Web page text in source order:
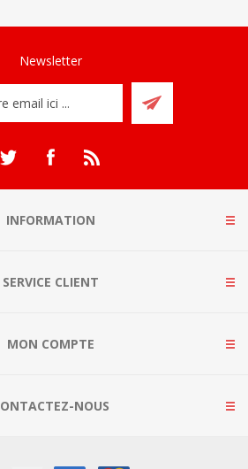
Newsletter
INFORMATION
SERVICE CLIENT
MON COMPTE
NOUS